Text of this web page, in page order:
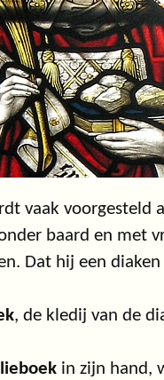
vaak voorgesteld
baard en met
Dat hij een
, de kledij van de
in zijn hand,